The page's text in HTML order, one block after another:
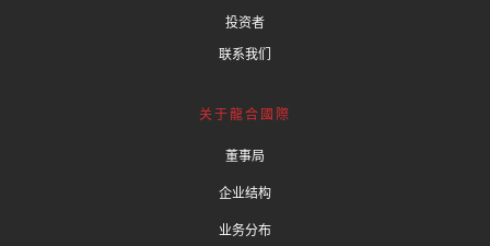
投资者
联系我们
关于龍合國際
董事局
企业结构
业务分布